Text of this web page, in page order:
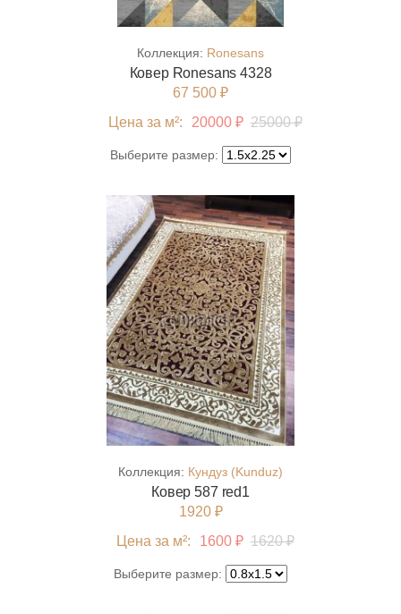
Коллекция: Ronesans
Ковер Ronesans 4328
67 500 ₽
Цена за м²:
20000 ₽ 25000 ₽
Выберите размер:
Коллекция: Кундуз (Kunduz)
Ковер 587 red1
1920 ₽
Цена за м²:
1600 ₽ 1620 ₽
Выберите размер: